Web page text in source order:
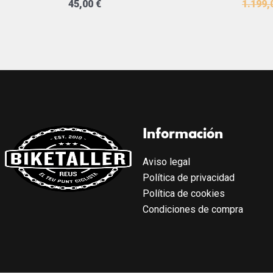
45,00 €
Información
Aviso legal
Política de privacidad
Política de cookies
Condiciones de compra